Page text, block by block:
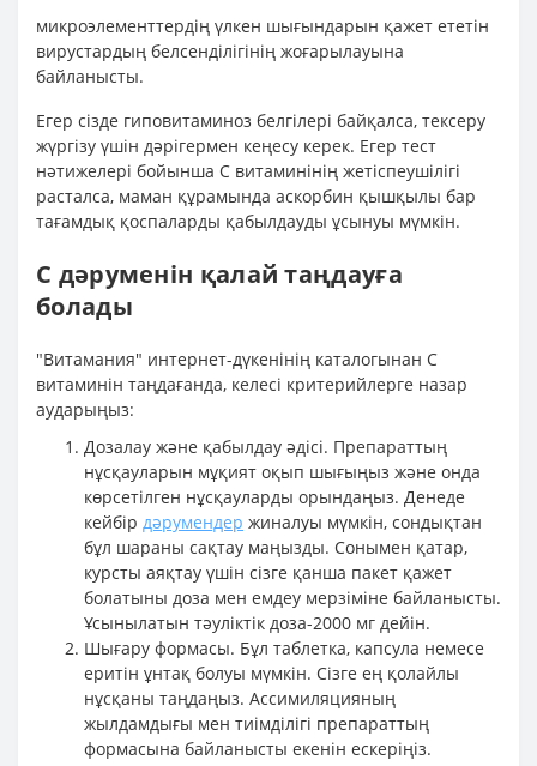
микроэлементтердің үлкен шығындарын қажет ететін
вирустардың белсенділігінің жоғарылауына
байланысты.
Егер сізде гиповитаминоз белгілері байқалса, тексеру
жүргізу үшін дәрігермен кеңесу керек. Егер тест
нәтижелері бойынша С витаминінің жетіспеушілігі
расталса, маман құрамында аскорбин қышқылы бар
тағамдық қоспаларды қабылдауды ұсынуы мүмкін.
С дәруменін қалай таңдауға
болады
"Витамания" интернет-дүкенінің каталогынан С
витаминін таңдағанда, келесі критерийлерге назар
аударыңыз:
Дозалау және қабылдау әдісі. Препараттың
нұсқауларын мұқият оқып шығыңыз және онда
көрсетілген нұсқауларды орындаңыз. Денеде
кейбір дәрумендер жиналуы мүмкін, сондықтан
бұл шараны сақтау маңызды. Сонымен қатар,
курсты аяқтау үшін сізге қанша пакет қажет
болатыны доза мен емдеу мерзіміне байланысты.
Ұсынылатын тәуліктік доза-2000 мг дейін.
Шығару формасы. Бұл таблетка, капсула немесе
еритін ұнтақ болуы мүмкін. Сізге ең қолайлы
нұсқаны таңдаңыз. Ассимиляцияның
жылдамдығы мен тиімділігі препараттың
формасына байланысты екенін ескеріңіз.